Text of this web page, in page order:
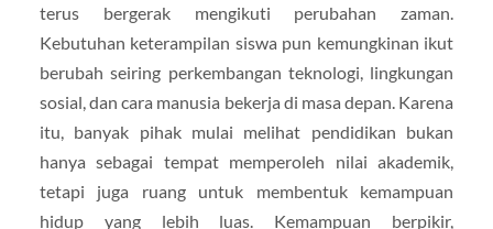
terus bergerak mengikuti perubahan zaman.
Kebutuhan keterampilan siswa pun kemungkinan ikut
berubah seiring perkembangan teknologi, lingkungan
sosial, dan cara manusia bekerja di masa depan. Karena
itu, banyak pihak mulai melihat pendidikan bukan
hanya sebagai tempat memperoleh nilai akademik,
tetapi juga ruang untuk membentuk kemampuan
hidup yang lebih luas. Kemampuan berpikir,